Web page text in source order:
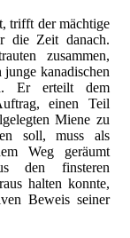
trifft der mächtige
die Zeit danach.
zusammen,
junge kanadischen
Er erteilt dem
einen Teil
Miene zu
soll, muss als
Weg geräumt
den finsteren
halten konnte,
Beweis seiner